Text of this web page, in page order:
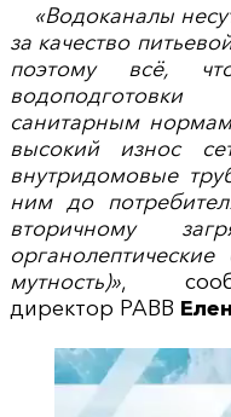
«Водоканалы
за качество
поэтому всё,
санитарным
высокий износ
внутридомовые
ним до
вторичному
органолептические
мутность)»,
директор РАВВ